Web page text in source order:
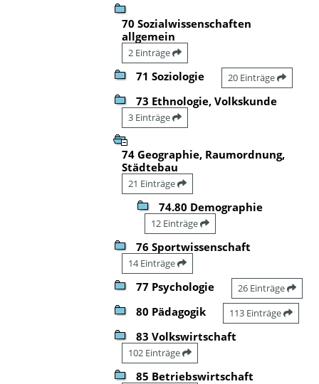
70 Sozialwissenschaften
allgemein
2 Einträge
71 Soziologie 20 Einträge
73 Ethnologie, Volkskunde
3 Einträge
74 Geographie, Raumordnung,
Städtebau
21 Einträge
74.80 Demographie
12 Einträge
76 Sportwissenschaft
14 Einträge
77 Psychologie 26 Einträge
80 Pädagogik 113 Einträge
83 Volkswirtschaft
102 Einträge
85 Betriebswirtschaft